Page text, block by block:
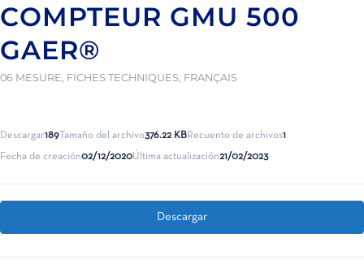
COMPTEUR GMU 500
GAER®
06 MESURE, FICHES TECHNIQUES, FRANÇAIS
Descargar189 Tamaño del archivo376.22 KBRecuento de archivos1
Fecha de creación02/12/2020Última actualización21/02/2023
Descargar